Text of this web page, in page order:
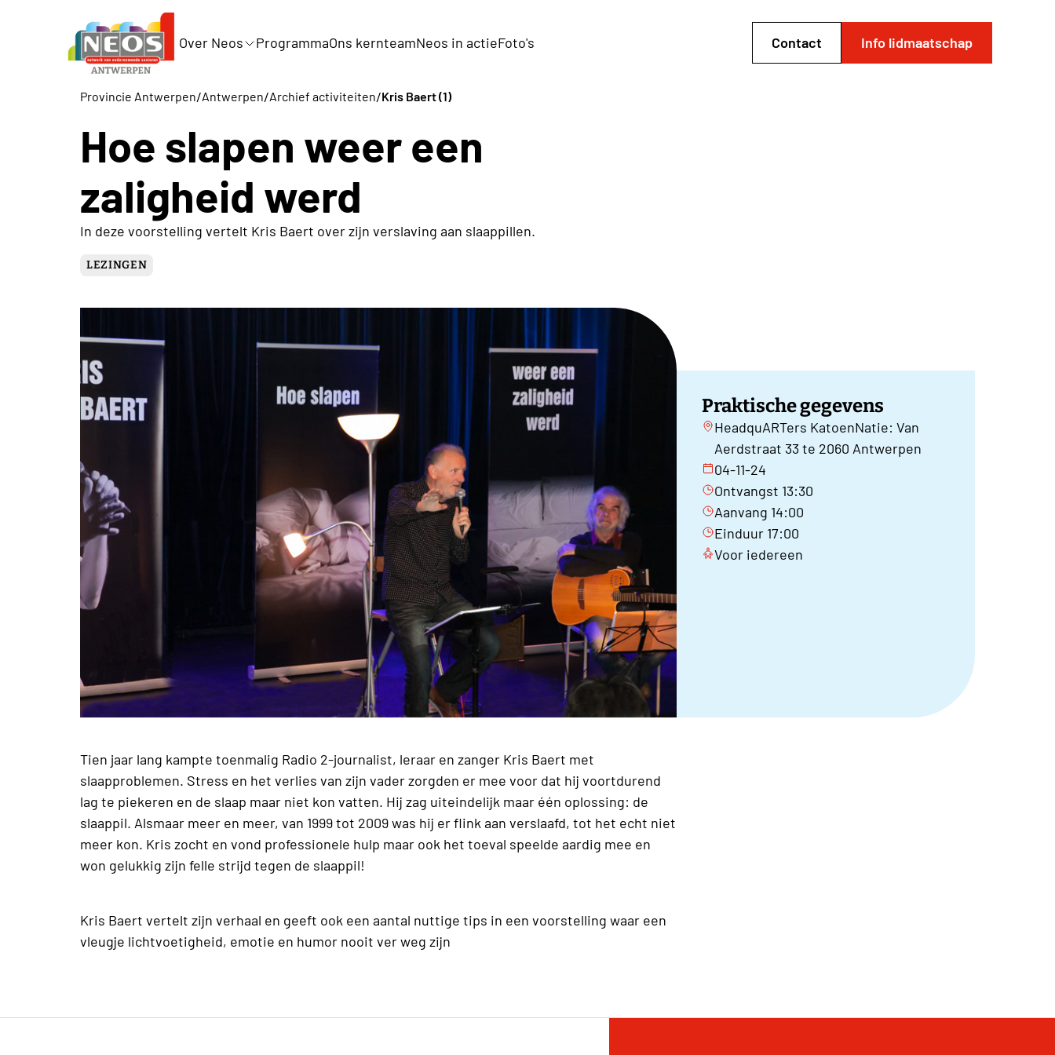
Over Neos ProgrammaOns kernteamNeos in actieFoto's Contact Info lidmaatschap
Provincie Antwerpen/Antwerpen/Archief activiteiten/Kris Baert (1)
Hoe slapen weer een
zaligheid werd
In deze voorstelling vertelt Kris Baert over zijn verslaving aan slaappillen.
LEZINGEN
Praktische gegevens
HeadquARTers KatoenNatie: Van
Aerdstraat 33 te 2060 Antwerpen
04-11-24
Ontvangst 13:30
Aanvang 14:00
Einduur 17:00
Voor iedereen
Tien jaar lang kampte toenmalig Radio 2-journalist, leraar en zanger Kris Baert met
slaapproblemen. Stress en het verlies van zijn vader zorgden er mee voor dat hij voortdurend
lag te piekeren en de slaap maar niet kon vatten. Hij zag uiteindelijk maar één oplossing: de
slaappil. Alsmaar meer en meer, van 1999 tot 2009 was hij er flink aan verslaafd, tot het echt niet
meer kon. Kris zocht en vond professionele hulp maar ook het toeval speelde aardig mee en
won gelukkig zijn felle strijd tegen de slaappil!
Kris Baert vertelt zijn verhaal en geeft ook een aantal nuttige tips in een voorstelling waar een
vleugje lichtvoetigheid, emotie en humor nooit ver weg zijn